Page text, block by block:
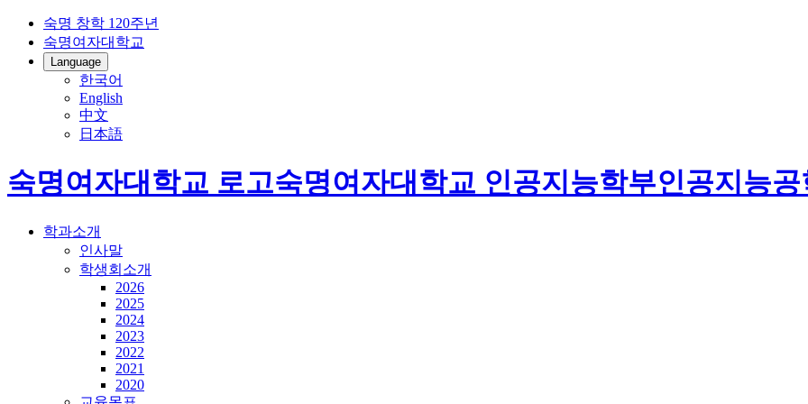
숙명 창학 120주년
숙명여자대학교
Language
한국어
English
中文
日本語
숙명여자대학교 로고숙명여자대학교 인공지능학부인공지능
학과소개
인사말
학생회소개
2026
2025
2024
2023
2022
2021
2020